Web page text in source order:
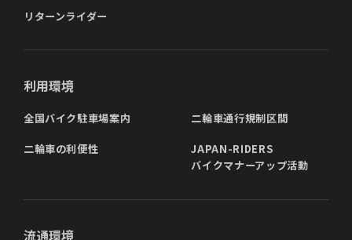
リターンライダー
利用環境
全国バイク駐車場案内 二輪車通行規制区間
二輪車の利便性
JAPAN-RIDERS
バイクマナーアップ活動
流通環境